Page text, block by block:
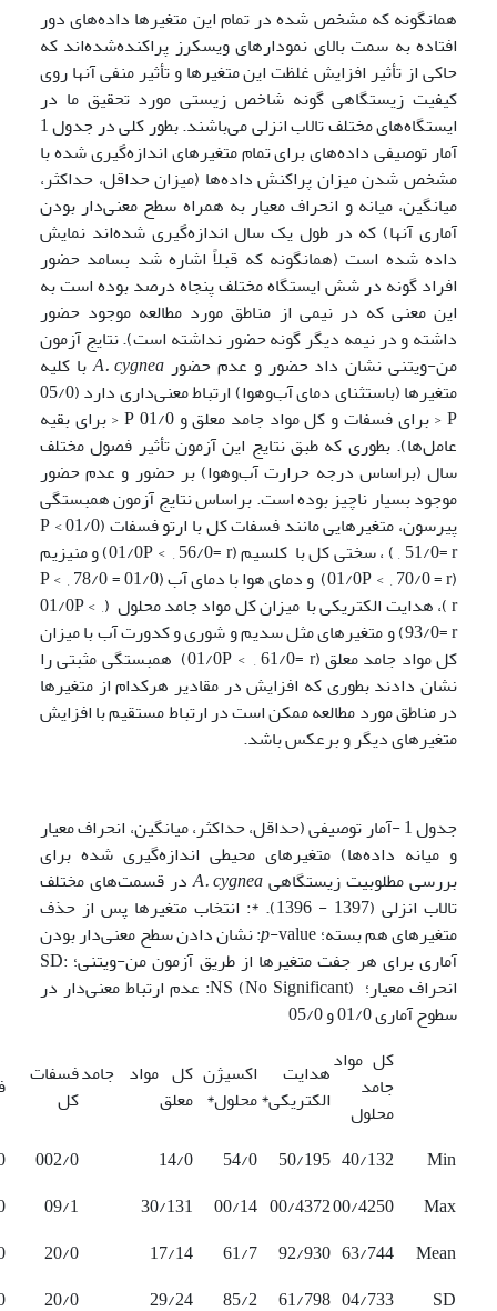
همانگونه که مشخص شده در تمام این متغیرها داده‌های دور
افتاده به سمت بالای نمودارهای ویسکرز پراکنده‌شده‌اند که
حاکی از تأثیر افزایش غلظت این متغیر‌ها و تأثیر منفی آنها روی
کیفیت زیستگاهی گونه شاخص زیستی مورد تحقیق ما در
ایستگاه‌های مختلف تالاب انزلی می‌باشند. بطور کلی در جدول 1
آمار توصیفی داده‌های برای تمام متغیرهای اندازه‌گیری شده با
مشخص شدن میزان پراکنش داده‌ها (میزان حداقل، حداکثر،
میانگین، میانه و انحراف معیار به همراه سطح معنی‌دار بودن
آماری آنها) که در طول یک سال اندازه‌گیری شده‌اند نمایش
داده شده است (همانگونه که قبلاً اشاره شد بسامد حضور
افراد گونه در شش ایستگاه مختلف پنجاه درصد بوده است به
این معنی که در نیمی از مناطق مورد مطالعه موجود حضور
داشته و در نیمه دیگر گونه حضور نداشته است). نتایج آزمون
من-ویتنی نشان داد حضور و عدم حضور
A.cygnea
با کلیه
متغیرها (باستثنای دمای آب‌وهوا) ارتباط معنی‌داری دارد (05/0
P
< برای فسفات و کل مواد جامد معلق و 01/0 P < برای بقیه
عامل‌ها). بطوری که طبق نتایج این آزمون تأثیر فصول مختلف
سال (براساس درجه حرارت آب‌وهوا) بر حضور و عدم حضور
موجود بسیار ناچیز بوده است. براساس نتایج آزمون همبستگی
پیرسون، متغیرهایی مانند فسفات کل با ارتو فسفات (01/0 P <
, 51/0= r) ، سختی کل با کلسیم (01/0P < , 56/0= r) و منیزیم
(01/0P < , 70/0 = r) و دمای هوا با دمای آب (01/0 P < , 78/0 =
r)، هدایت الکتریکی با میزان کل مواد جامد محلول (01/0P
< ,
93/0= r) و متغیرهای مثل سدیم و شوری و کدورت آب با میزان
کل مواد جامد معلق (01/0P < , 61/0= r) همبستگی مثبتی را
نشان دادند بطوری که افزایش در مقادیر هرکدام از متغیرها
در مناطق مورد مطالعه ممکن است در ارتباط مستقیم با افزایش
متغیرهای دیگر و برعکس باشد.
جدول 1 -آمار توصیفی (حداقل، حداکثر، میانگین، انحراف معیار
و میانه داده‌ها) متغیرهای محیطی اندازه‌گیری شده برای
بررسی مطلوبیت زیستگاهی
A.cygnea
در قسمت‌های مختلف
تالاب انزلی (1397 - 1396). *: انتخاب متغیرها پس از حذف
متغیرهای هم بسته؛
p-value: نشان دادن سطح معنی‌دار بودن
آماری برای هر جفت متغیر‌ها از طریق آزمون من-‌ویتنی؛ :SD
انحراف معیار؛ NS (No Significant): عدم ارتباط معنی‌دار در
سطوح آماری 01/0 و 05/0
کل مواد
جامد
محلول
هدایت
الکتریکی*
اکسیژن
محلول*
کل مواد جامد
معلق
فسفات
کل
Min
40/132
50/195
54/0
14/0
002/0
Max
00/4250
00/4372
00/14
30/131
09/1
Mean
63/744
92/930
61/7
17/14
20/0
SD
04/733
61/798
85/2
29/24
20/0